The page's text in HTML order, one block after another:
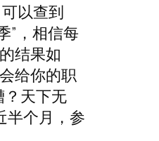
以查到
”，相信每
结果如
给你的职
？天下无
半个月，参